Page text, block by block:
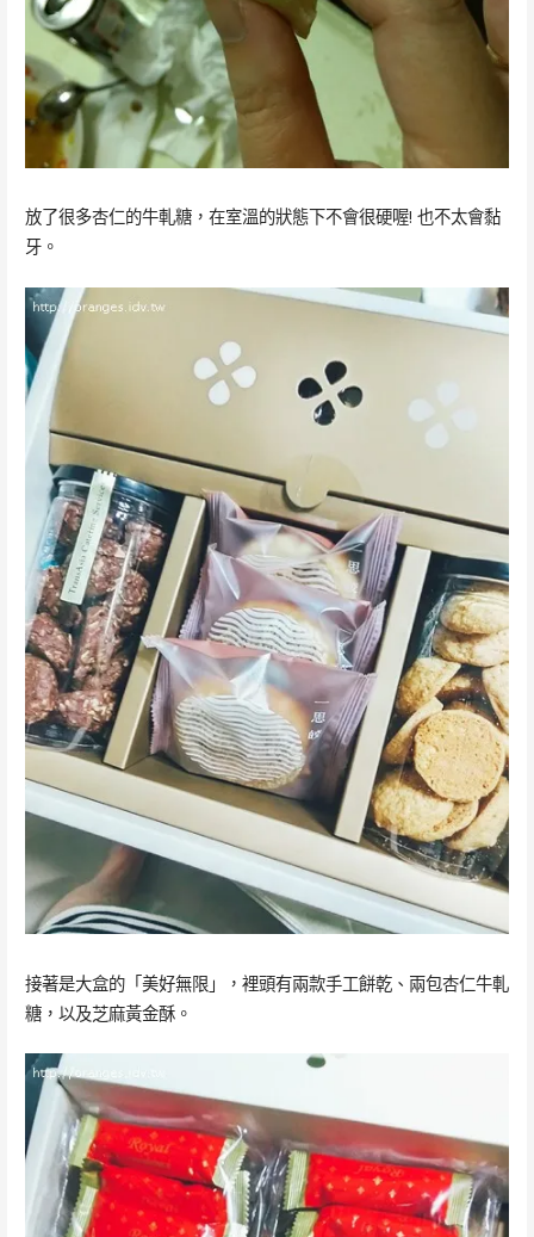
放了很多杏仁的牛軋糖，在室溫的狀態下不會很硬喔! 也不太會黏
牙。
接著是大盒的「美好無限」，裡頭有兩款手工餅乾、兩包杏仁牛軋
糖，以及芝麻黃金酥。